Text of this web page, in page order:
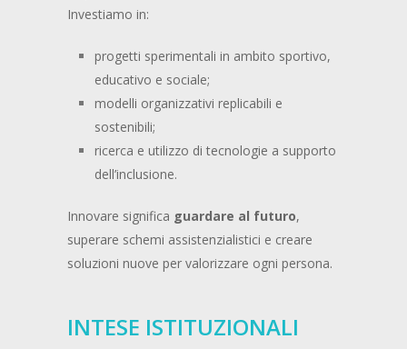
Investiamo in:
progetti sperimentali in ambito sportivo,
educativo e sociale;
modelli organizzativi replicabili e
sostenibili;
ricerca e utilizzo di tecnologie a supporto
dell’inclusione.
Innovare significa guardare al futuro,
superare schemi assistenzialistici e creare
soluzioni nuove per valorizzare ogni persona.
INTESE ISTITUZIONALI